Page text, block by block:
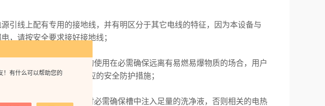
！有什么可以帮助您的
引线上配有专用的接地线，并有明区分于其它电线的特征，因为本设备与
，请按安全要求接好接地线；
爆物质作洗净剂，设备的使用在必需确保远离有易燃易爆物质的场合，用户
司确认安全，并作好相应的安全防护措施；
不可逆转的破坏，使用时必需确保槽中注入足量的洗净液，否则相关的电热